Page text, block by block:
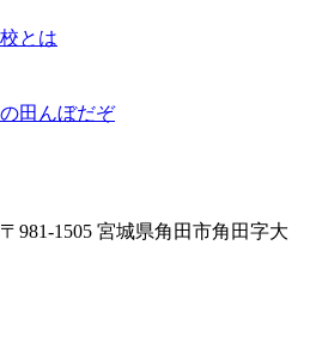
とは
田んぼだぞ
〒981-1505 宮城県角田市角田字大